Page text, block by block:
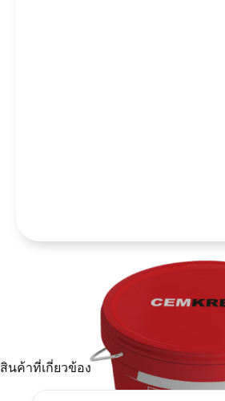
สินค้าที่เกี่ยวข้อง